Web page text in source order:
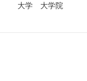
大学 大学院